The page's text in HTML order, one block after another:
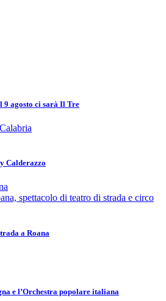
9 agosto ci sarà Il Tre
Calderazzo
a Roana
e l’Orchestra popolare italiana